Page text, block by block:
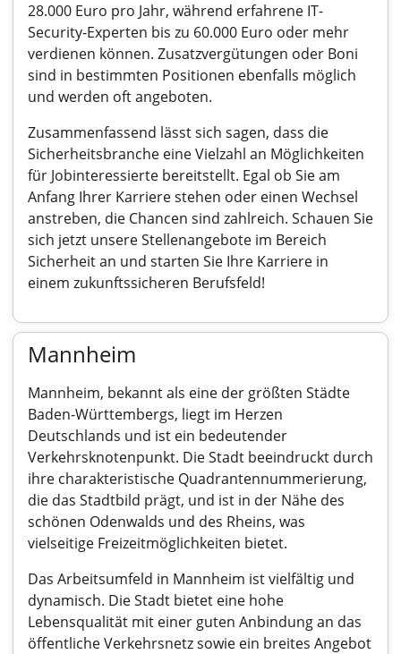
28.000 Euro pro Jahr, während erfahrene IT-
Security-Experten bis zu 60.000 Euro oder mehr
verdienen können. Zusatzvergütungen oder Boni
sind in bestimmten Positionen ebenfalls möglich
und werden oft angeboten.
Zusammenfassend lässt sich sagen, dass die
Sicherheitsbranche eine Vielzahl an Möglichkeiten
für Jobinteressierte bereitstellt. Egal ob Sie am
Anfang Ihrer Karriere stehen oder einen Wechsel
anstreben, die Chancen sind zahlreich. Schauen Sie
sich jetzt unsere Stellenangebote im Bereich
Sicherheit an und starten Sie Ihre Karriere in
einem zukunftssicheren Berufsfeld!
Mannheim
Mannheim, bekannt als eine der größten Städte
Baden-Württembergs, liegt im Herzen
Deutschlands und ist ein bedeutender
Verkehrsknotenpunkt. Die Stadt beeindruckt durch
ihre charakteristische Quadrantennummerierung,
die das Stadtbild prägt, und ist in der Nähe des
schönen Odenwalds und des Rheins, was
vielseitige Freizeitmöglichkeiten bietet.
Das Arbeitsumfeld in Mannheim ist vielfältig und
dynamisch. Die Stadt bietet eine hohe
Lebensqualität mit einer guten Anbindung an das
öffentliche Verkehrsnetz sowie ein breites Angebot